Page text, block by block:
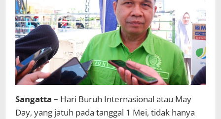
Sangatta – Hari Buruh Internasional atau May
Day, yang jatuh pada tanggal 1 Mei, tidak hanya